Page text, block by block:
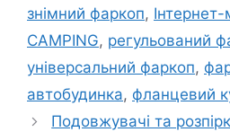
знімний фаркоп,
CAMPING, регульований
універсальний фаркоп,
автобудинка, фланцевий
Подовжувачі та